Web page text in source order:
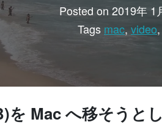
Posted on 2019年 1
Tags mac, video,
を Mac へ移そうと